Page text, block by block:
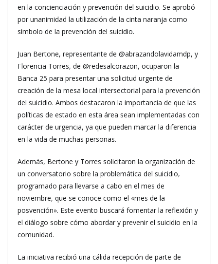
en la concienciación y prevención del suicidio. Se aprobó
por unanimidad la utilización de la cinta naranja como
símbolo de la prevención del suicidio.
Juan Bertone, representante de @abrazandolavidamdp, y
Florencia Torres, de @redesalcorazon, ocuparon la
Banca 25 para presentar una solicitud urgente de
creación de la mesa local intersectorial para la prevención
del suicidio. Ambos destacaron la importancia de que las
políticas de estado en esta área sean implementadas con
carácter de urgencia, ya que pueden marcar la diferencia
en la vida de muchas personas.
Además, Bertone y Torres solicitaron la organización de
un conversatorio sobre la problemática del suicidio,
programado para llevarse a cabo en el mes de
noviembre, que se conoce como el «mes de la
posvención». Este evento buscará fomentar la reflexión y
el diálogo sobre cómo abordar y prevenir el suicidio en la
comunidad.
La iniciativa recibió una cálida recepción de parte de